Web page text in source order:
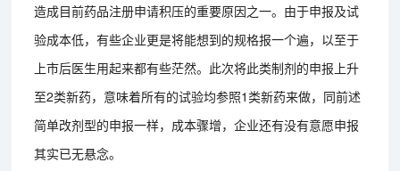
造成目前药品注册申请积压的重要原因之一。由于申报及试
验成本低，有些企业更是将能想到的规格报一个遍，以至于
上市后医生用起来都有些茫然。此次将此类制剂的申报上升
至2类新药，意味着所有的试验均参照1类新药来做，同前述
简单改剂型的申报一样，成本骤增，企业还有没有意愿申报
其实已无悬念。